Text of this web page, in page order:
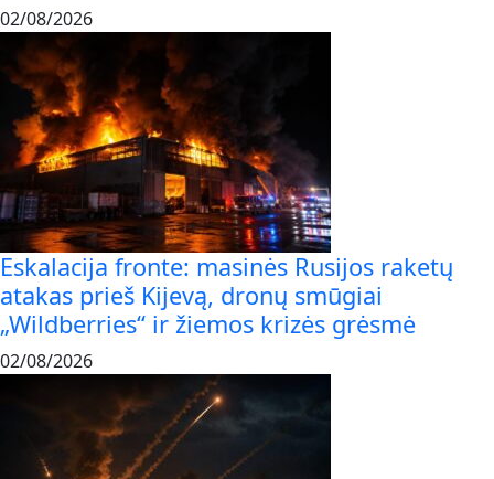
02/08/2026
Eskalacija fronte: masinės Rusijos raketų
atakas prieš Kijevą, dronų smūgiai
„Wildberries“ ir žiemos krizės grėsmė
02/08/2026